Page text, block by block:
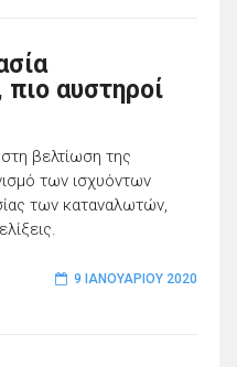
αυστηροί
βελτίωση της
των ισχυόντων
των καταναλωτών,
9 ΙΑΝΟΥΑΡΊΟΥ 2020